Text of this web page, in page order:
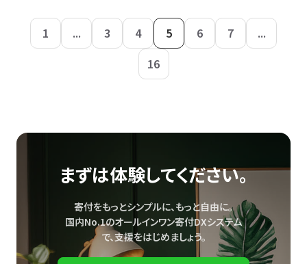
1 ... 3 4 5 6 7
...
16
まずは体験してください。
寄付をもっとシンプルに、もっと自由に。
国内No.1のオールインワン寄付DXシステム
で、支援をはじめましょう。